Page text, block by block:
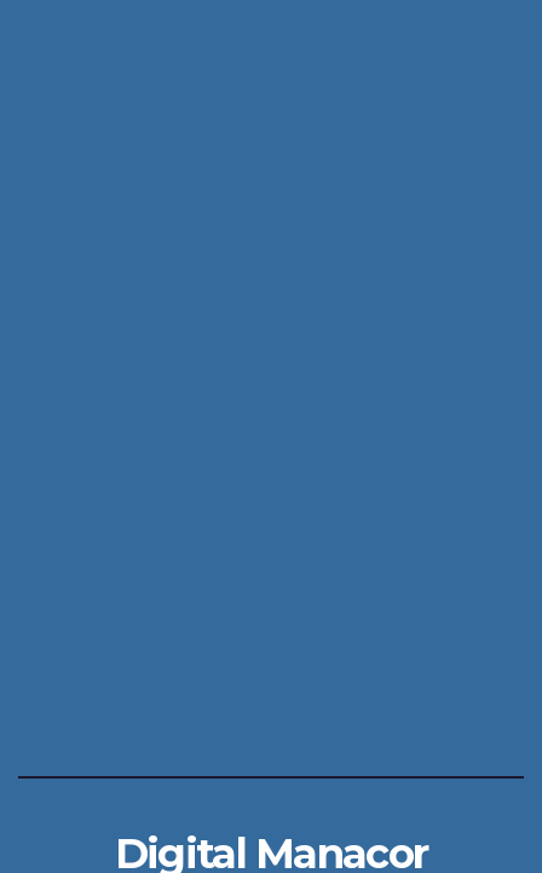
Digital Manacor